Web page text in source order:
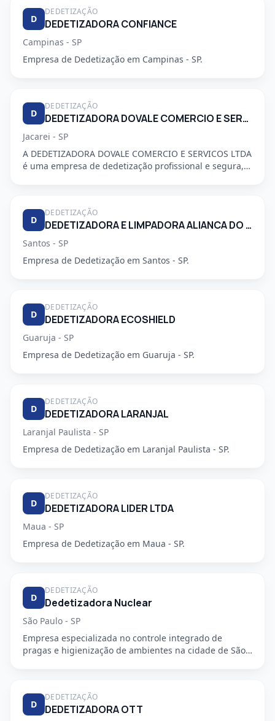
D
DEDETIZAÇÃO
DEDETIZADORA CONFIANCE
Campinas - SP
Empresa de Dedetização em Campinas - SP.
D
DEDETIZAÇÃO
DEDETIZADORA DOVALE COMERCIO E SERVICO LTDA
Jacarei - SP
A DEDETIZADORA DOVALE COMERCIO E SERVICOS LTDA
é uma empresa de dedetização profissional e segura,
D
DEDETIZAÇÃO
DEDETIZADORA E LIMPADORA ALIANCA DO LITORAL LTDA
Santos - SP
Empresa de Dedetização em Santos - SP.
D
DEDETIZAÇÃO
DEDETIZADORA ECOSHIELD
Guaruja - SP
Empresa de Dedetização em Guaruja - SP.
D
DEDETIZAÇÃO
DEDETIZADORA LARANJAL
Laranjal Paulista - SP
Empresa de Dedetização em Laranjal Paulista - SP.
D
DEDETIZAÇÃO
DEDETIZADORA LIDER LTDA
Maua - SP
Empresa de Dedetização em Maua - SP.
D
DEDETIZAÇÃO
Dedetizadora Nuclear
São Paulo - SP
Empresa especializada no controle integrado de
pragas e higienização de ambientes na cidade de São
D
DEDETIZAÇÃO
DEDETIZADORA OTT